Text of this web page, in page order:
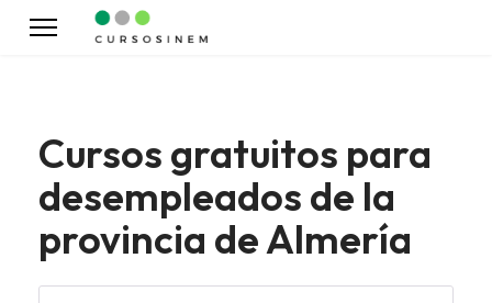
Cursos gratuitos para
desempleados de la
provincia de Almería